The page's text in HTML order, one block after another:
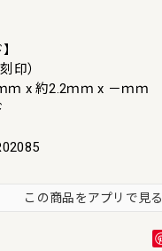
印）
ｍ x 約2.2ｍｍ x －ｍｍ
この商品をアプリで見る